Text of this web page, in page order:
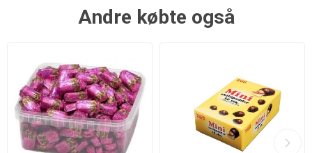
Andre købte også